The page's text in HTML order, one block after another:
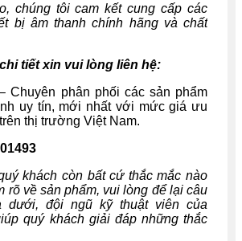
chúng tôi cam kết cung cấp các
bị âm thanh chính hãng và chất
tiết xin vui lòng liên hệ:
Chuyên phân phối các sản phẩm
uy tín, mới nhất với mức giá ưu
thị trường Việt Nam.
khách còn bất cứ thắc mắc nào
rõ về sản phẩm, vui lòng để lại câu
dưới, đội ngũ kỹ thuật viên của
quý khách giải đáp những thắc